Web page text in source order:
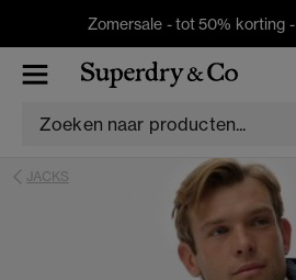
Zomersale - tot 50% korting -
JACKS